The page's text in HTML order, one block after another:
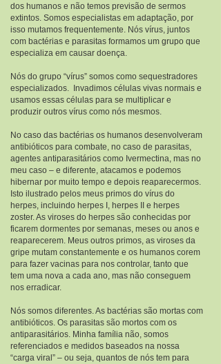
dos humanos e não temos previsão de sermos
extintos. Somos especialistas em adaptação, por
isso mutamos frequentemente. Nós vírus, juntos
com bactérias e parasitas formamos um grupo que
especializa em causar doença.
Nós do grupo “vírus” somos como sequestradores
especializados. Invadimos células vivas normais e
usamos essas células para se multiplicar e
produzir outros vírus como nós mesmos.
No caso das bactérias os humanos desenvolveram
antibióticos para combate, no caso de parasitas,
agentes antiparasitários como Ivermectina, mas no
meu caso – e diferente, atacamos e podemos
hibernar por muito tempo e depois reaparecermos.
Isto ilustrado pelos meus primos do vírus do
herpes, incluindo herpes I, herpes II e herpes
zoster. As viroses do herpes são conhecidas por
ficarem dormentes por semanas, meses ou anos e
reaparecerem. Meus outros primos, as viroses da
gripe mutam constantemente e os humanos corem
para fazer vacinas para nos controlar, tanto que
tem uma nova a cada ano, mas não conseguem
nos erradicar.
Nós somos diferentes. As bactérias são mortas com
antibióticos. Os parasitas são mortos com os
antiparasitários. Minha família não, somos
referenciados e medidos baseados na nossa
“carga viral” – ou seja, quantos de nós tem para